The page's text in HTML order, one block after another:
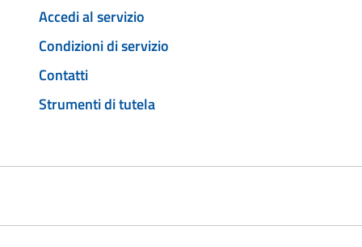
Accedi al servizio
Condizioni di servizio
Contatti
Strumenti di tutela